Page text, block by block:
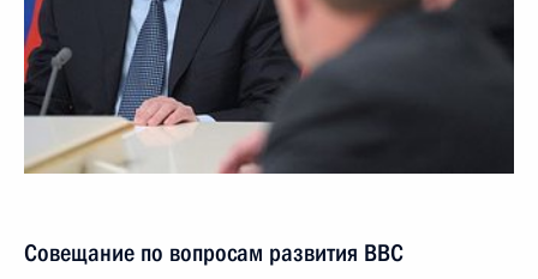
Совещание по вопросам развития ВВС